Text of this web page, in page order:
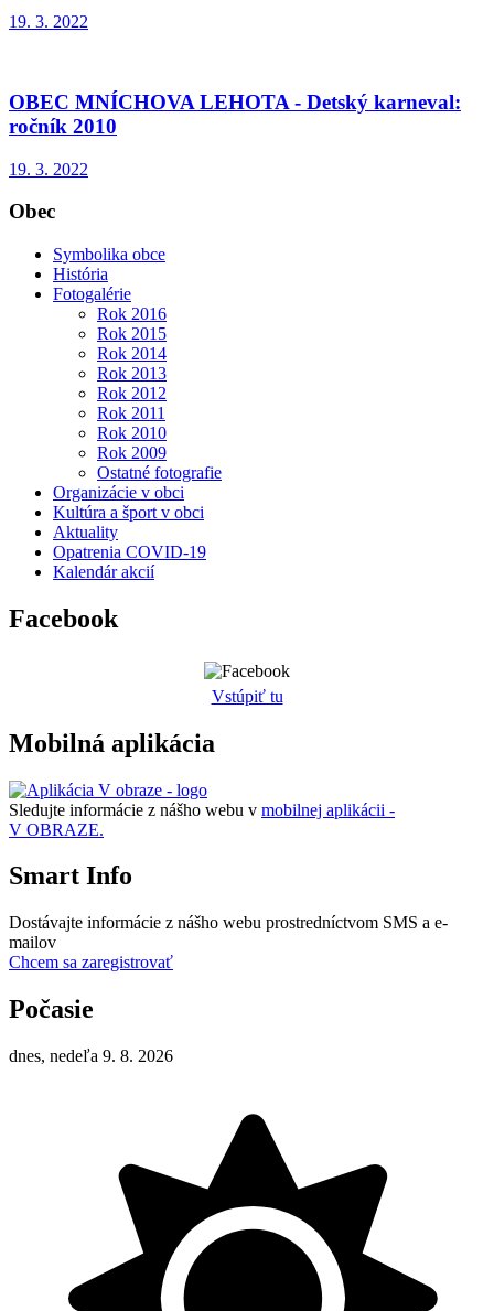
19. 3. 2022
OBEC MNÍCHOVA LEHOTA - Detský karneval:
ročník 2010
19. 3. 2022
Obec
Symbolika obce
História
Fotogalérie
Rok 2016
Rok 2015
Rok 2014
Rok 2013
Rok 2012
Rok 2011
Rok 2010
Rok 2009
Ostatné fotografie
Organizácie v obci
Kultúra a šport v obci
Aktuality
Opatrenia COVID-19
Kalendár akcií
Facebook
Vstúpiť tu
Mobilná aplikácia
Sledujte informácie z nášho webu v mobilnej aplikácii -
V OBRAZE.
Smart Info
Dostávajte informácie z nášho webu prostredníctvom SMS a e-
mailov
Chcem sa zaregistrovať
Počasie
dnes, nedeľa 9. 8. 2026